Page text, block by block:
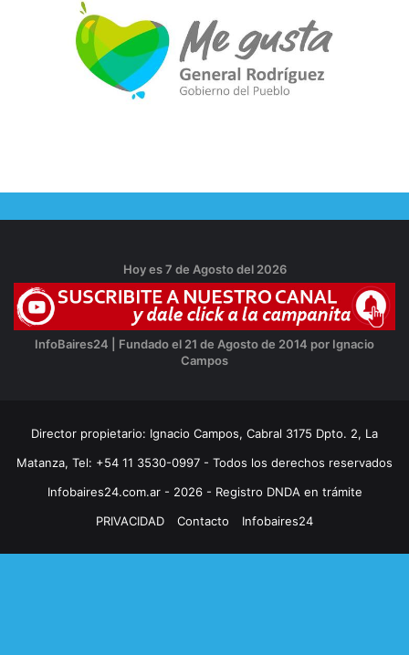
Hoy es 7 de Agosto del 2026
InfoBaires24 | Fundado el 21 de Agosto de 2014 por Ignacio
Campos
Director propietario: Ignacio Campos, Cabral 3175 Dpto. 2, La
Matanza, Tel: +54 11 3530-0997 - Todos los derechos reservados
Infobaires24.com.ar - 2026 - Registro DNDA en trámite
PRIVACIDAD
Contacto Infobaires24